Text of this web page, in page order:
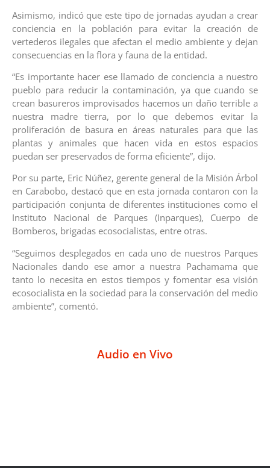
Asimismo, indicó que este tipo de jornadas ayudan a crear
conciencia en la población para evitar la creación de
vertederos ilegales que afectan el medio ambiente y dejan
consecuencias en la flora y fauna de la entidad.
“Es importante hacer ese llamado de conciencia a nuestro
pueblo para reducir la contaminación, ya que cuando se
crean basureros improvisados hacemos un daño terrible a
nuestra madre tierra, por lo que debemos evitar la
proliferación de basura en áreas naturales para que las
plantas y animales que hacen vida en estos espacios
puedan ser preservados de forma eficiente”, dijo.
Por su parte, Eric Núñez, gerente general de la Misión Árbol
en Carabobo, destacó que en esta jornada contaron con la
participación conjunta de diferentes instituciones como el
Instituto Nacional de Parques (Inparques), Cuerpo de
Bomberos, brigadas ecosocialistas, entre otras.
“Seguimos desplegados en cada uno de nuestros Parques
Nacionales dando ese amor a nuestra Pachamama que
tanto lo necesita en estos tiempos y fomentar esa visión
ecosocialista en la sociedad para la conservación del medio
ambiente”, comentó.
Audio en Vivo